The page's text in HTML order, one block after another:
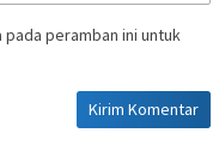
peramban ini untuk